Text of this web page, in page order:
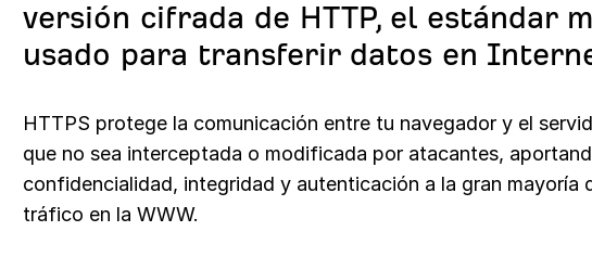
versión cifrada de HTTP, el estándar
usado para transferir datos en
HTTPS protege la comunicación entre tu navegador y el
que no sea interceptada o modificada por atacantes,
confidencialidad, integridad y autenticación a la gran mayoría
tráfico en la WWW.